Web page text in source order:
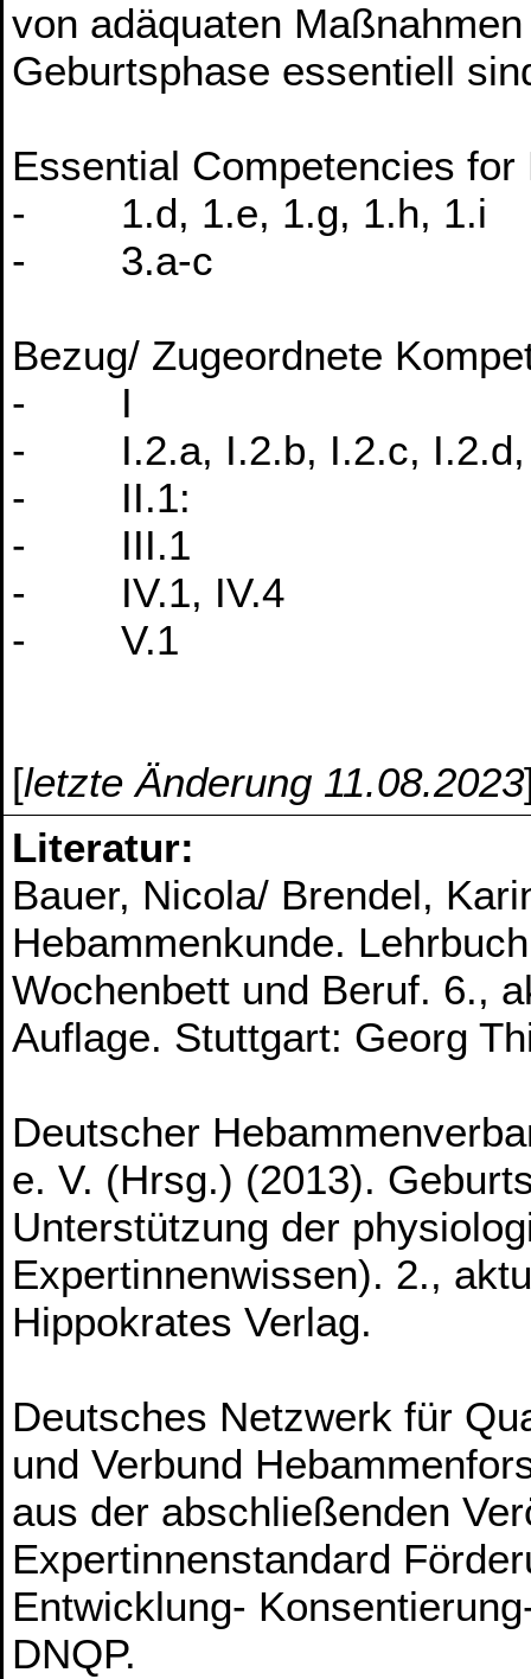
von adäquaten
Geburtsphase essentiell
Essential Competencies
- 1.d, 1.e, 1.g, 1.h, 1.i
- 3.a-c
Bezug/ Zugeordnete
- I
- I.2.a, I.2.b, I.2.c, I.2.d,
- II.1:
- III.1
- IV.1, IV.4
- V.1
[letzte Änderung 11.08.2023
Literatur:
Bauer, Nicola/ Brendel,
Hebammenkunde.
Wochenbett und Beruf. 6.,
Auflage. Stuttgart: Georg
Deutscher
e. V. (Hrsg.) (2013).
Unterstützung der
Expertinnenwissen). 2.,
Hippokrates Verlag.
Deutsches Netzwerk für
und Verbund
aus der abschließenden
Expertinnenstandard
Entwicklung-
DNQP.